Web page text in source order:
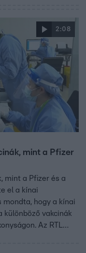
2:08
mint a Pfizer
mint a Pfizer és a
el a kínai
mondta, hogy a kínai
különböző vakcinák
Az RTL